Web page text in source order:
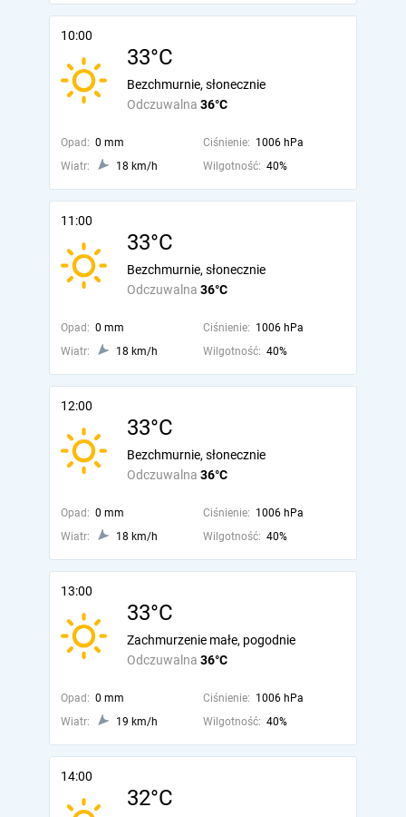
10:00
33°C
Odczuwalna 36°C
Bezchmurnie, słonecznie
Opad: 0 mm Ciśnienie: 1006 hPa
Wiatr:
18 km/h Wilgotność: 40%
11:00
33°C
Odczuwalna 36°C
Bezchmurnie, słonecznie
Opad: 0 mm Ciśnienie: 1006 hPa
Wiatr:
18 km/h Wilgotność: 40%
12:00
33°C
Odczuwalna 36°C
Bezchmurnie, słonecznie
Opad: 0 mm Ciśnienie: 1006 hPa
Wiatr:
18 km/h Wilgotność: 40%
13:00
33°C
Odczuwalna 36°C
Zachmurzenie małe, pogodnie
Opad: 0 mm Ciśnienie: 1006 hPa
Wiatr:
19 km/h Wilgotność: 40%
14:00
32°C